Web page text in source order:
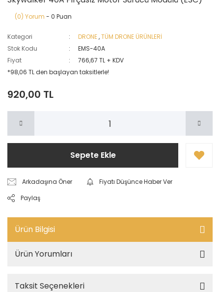
(0) Yorum - 0 Puan
Kategori DRONE,TÜM DRONE ÜRÜNLERİ
Stok Kodu
EMS-40A
Fiyat
766,67 TL + KDV
*98,06 TL den başlayan taksitlerle!
920,00 TL
Sepete Ekle
Arkadaşına Öner
Fiyatı Düşünce Haber Ver
Paylaş
Ürün Bilgisi
Ürün Yorumları
Taksit Seçenekleri